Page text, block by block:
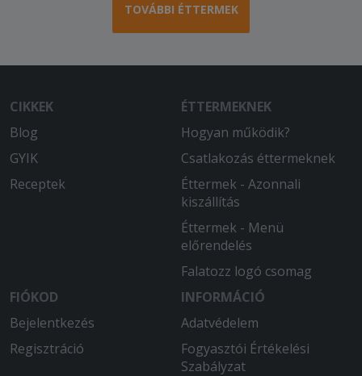
TOVÁBBI ÉTTERMEK
CIKKEK
Blog
GYIK
Receptek
ÉTTERMEKNEK
Hogyan működik?
Csatlakozás éttermeknek
Éttermek - Azonnali
kiszállítás
Éttermek - Menü
előrendelés
Falatozz logó csomag
FIÓKOD
Bejelentkezés
Regisztráció
INFORMÁCIÓ
Adatvédelem
Fogyasztói Értékelési
Szabályzat